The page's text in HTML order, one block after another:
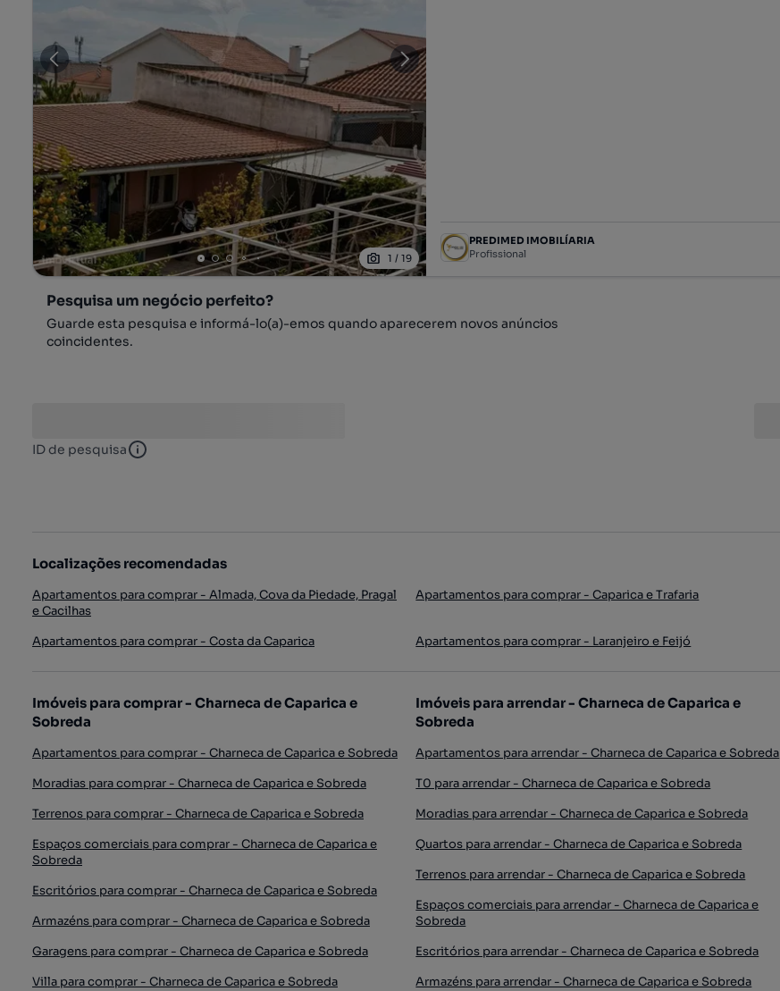
1 /19
PREDIMED IMOBILÍARIA
Profissional
Pesquisa um negócio perfeito?
Guarde esta pesquisa e informá-lo(a)-emos quando aparecerem novos anúncios
coincidentes.
ID de pesquisa ID de pesquisa
Localizações recomendadas
Apartamentos para comprar - Almada, Cova da Piedade, Pragal
e Cacilhas
Apartamentos para comprar - Caparica e Trafaria
Apartamentos para comprar - Costa da Caparica Apartamentos para comprar - Laranjeiro e Feijó
Imóveis para comprar - Charneca de Caparica e
Sobreda
Apartamentos para comprar - Charneca de Caparica e Sobreda
Moradias para comprar - Charneca de Caparica e Sobreda
Terrenos para comprar - Charneca de Caparica e Sobreda
Espaços comerciais para comprar - Charneca de Caparica e
Sobreda
Escritórios para comprar - Charneca de Caparica e Sobreda
Armazéns para comprar - Charneca de Caparica e Sobreda
Garagens para comprar - Charneca de Caparica e Sobreda
Villa para comprar - Charneca de Caparica e Sobreda
Imóveis para arrendar - Charneca de Caparica e
Sobreda
Apartamentos para arrendar - Charneca de Caparica e Sobreda
T0 para arrendar - Charneca de Caparica e Sobreda
Moradias para arrendar - Charneca de Caparica e Sobreda
Quartos para arrendar - Charneca de Caparica e Sobreda
Terrenos para arrendar - Charneca de Caparica e Sobreda
Espaços comerciais para arrendar - Charneca de Caparica e
Sobreda
Escritórios para arrendar - Charneca de Caparica e Sobreda
Armazéns para arrendar - Charneca de Caparica e Sobreda